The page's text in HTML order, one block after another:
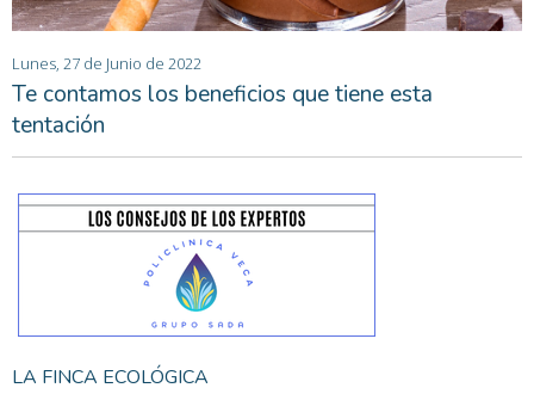
Lunes, 27 de Junio de 2022
Te contamos los beneficios que tiene esta
tentación
LA FINCA ECOLÓGICA